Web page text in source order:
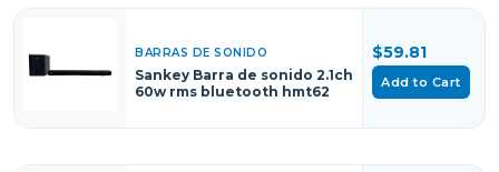
BARRAS DE SONIDO
Sankey Barra de sonido 2.1ch
60w rms bluetooth hmt62
$59.81
Add to Cart